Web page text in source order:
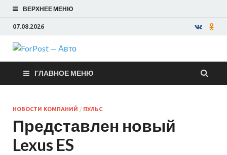
ВЕРХНЕЕ МЕНЮ
07.08.2026
ForPost —
Авто
ГЛАВНОЕ МЕНЮ
НОВОСТИ КОМПАНИЙ / ПУЛЬС
Представлен новый
Lexus ES